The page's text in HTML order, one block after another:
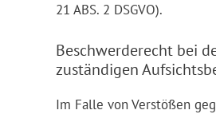
21 ABS. 2 DSGVO).
Beschwerde­recht bei
zuständigen
Im Falle von Verstößen